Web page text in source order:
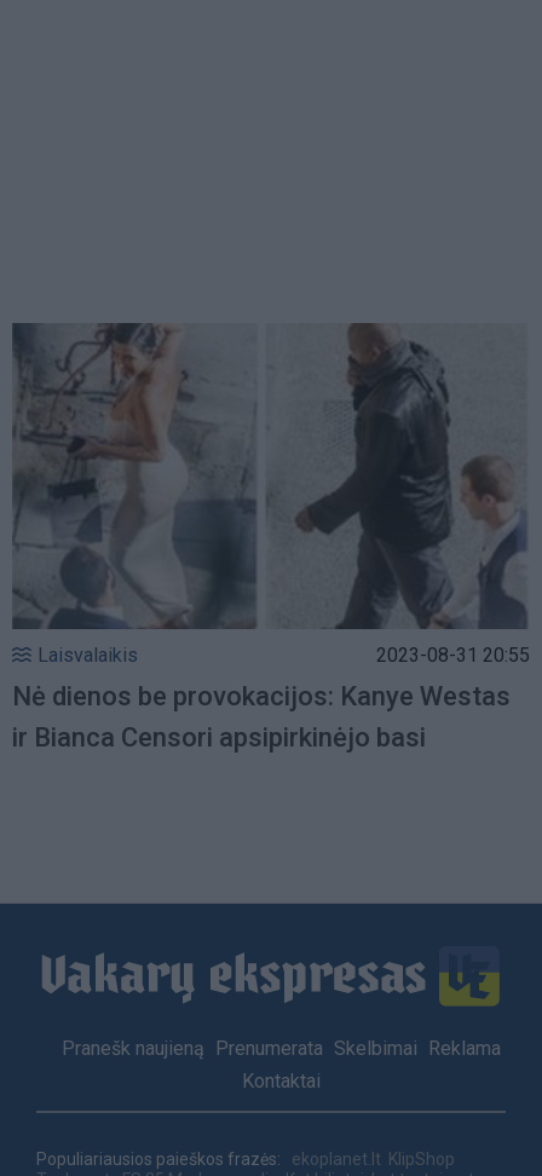
Laisvalaikis 2023-08-31 20:55
Nė dienos be provokacijos: Kanye Westas
ir Bianca Censori apsipirkinėjo basi
Footer
Pranešk naujieną Prenumerata Skelbimai
Reklama
Kontaktai
Populiariausios paieškos frazės: ekoplanet.lt KlipShop